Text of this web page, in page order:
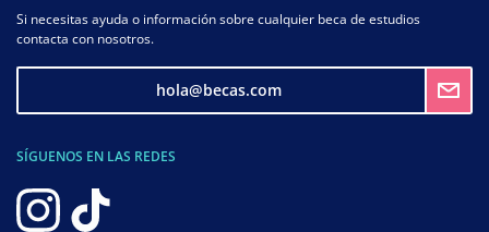
Si necesitas ayuda o información sobre cualquier beca de estudios
contacta con nosotros.
hola@becas.com
SÍGUENOS EN LAS REDES